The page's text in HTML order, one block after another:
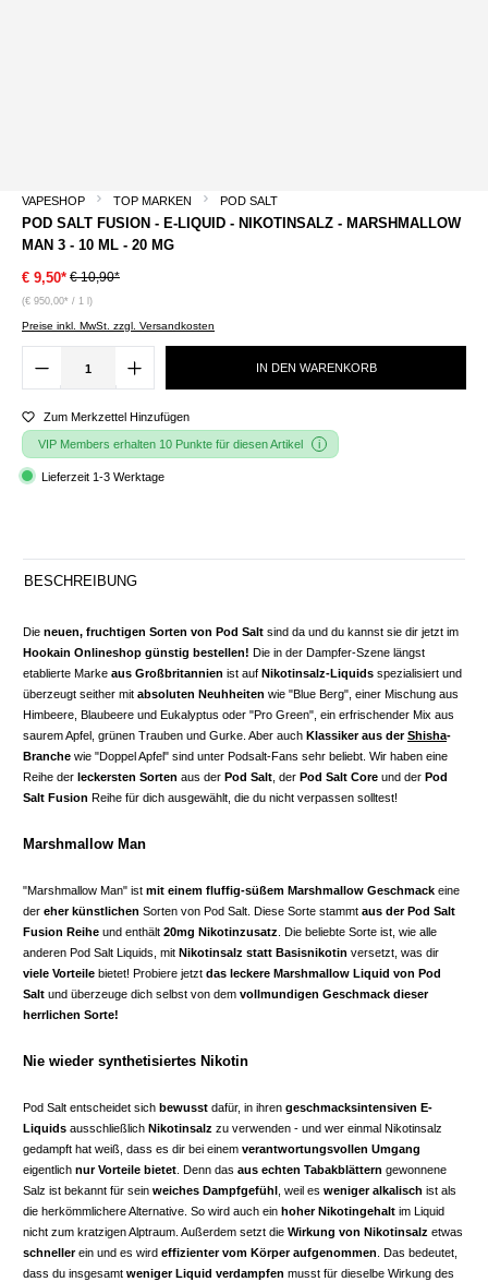
VAPESHOP TOP MARKEN POD SALT
POD SALT FUSION - E-LIQUID - NIKOTINSALZ - MARSHMALLOW
MAN 3 - 10 ML - 20 MG
€ 9,50* € 10,90*
(€ 950,00* / 1 l)
Preise inkl. MwSt. zzgl. Versandkosten
IN DEN WARENKORB
Zum Merkzettel Hinzufügen
VIP Members erhalten 10 Punkte für diesen Artikel
Lieferzeit 1-3 Werktage
BESCHREIBUNG
Die neuen, fruchtigen Sorten von Pod Salt sind da und du kannst sie dir jetzt im
Hookain Onlineshop günstig bestellen! Die in der Dampfer-Szene längst
etablierte Marke aus Großbritannien ist auf Nikotinsalz-Liquids spezialisiert und
überzeugt seither mit absoluten Neuhheiten wie "Blue Berg", einer Mischung aus
Himbeere, Blaubeere und Eukalyptus oder "Pro Green", ein erfrischender Mix aus
saurem Apfel, grünen Trauben und Gurke. Aber auch Klassiker aus derShisha-
Branche wie "Doppel Apfel" sind unter Podsalt-Fans sehr beliebt. Wir haben eine
Reihe der leckersten Sorten aus der Pod Salt , der Pod Salt Core und der Pod
Salt Fusion Reihe für dich ausgewählt, die du nicht verpassen solltest!
Marshmallow Man
"Marshmallow Man" ist mit einem fluffig-süßem Marshmallow Geschmack eine
der eher künstlichen Sorten von Pod Salt. Diese Sorte stammt aus der Pod Salt
Fusion Reihe und enthält 20mg Nikotinzusatz . Die beliebte Sorte ist, wie alle
anderen Pod Salt Liquids, mit Nikotinsalz statt Basisnikotin versetzt, was dir
viele Vorteile bietet! Probiere jetzt das leckere Marshmallow Liquid von Pod
Salt und überzeuge dich selbst von dem vollmundigen Geschmack dieser
herrlichen Sorte!
Nie wieder synthetisiertes Nikotin
Pod Salt entscheidet sich bewusst dafür, in ihren geschmacksintensiven E-
Liquids ausschließlich Nikotinsalz zu verwenden - und wer einmal Nikotinsalz
gedampft hat weiß, dass es dir bei einem verantwortungsvollen Umgang
eigentlich nur Vorteile bietet . Denn das aus echten Tabakblättern gewonnene
Salz ist bekannt für sein weiches Dampfgefühl , weil es weniger alkalisch ist als
die herkömmlichere Alternative. So wird auch ein hoher Nikotingehalt im Liquid
nicht zum kratzigen Alptraum. Außerdem setzt die Wirkung von Nikotinsalz etwas
schnellerein und es wird effizienter vom Körper aufgenommen . Das bedeutet,
dass du insgesamt weniger Liquid verdampfen musst für dieselbe Wirkung des